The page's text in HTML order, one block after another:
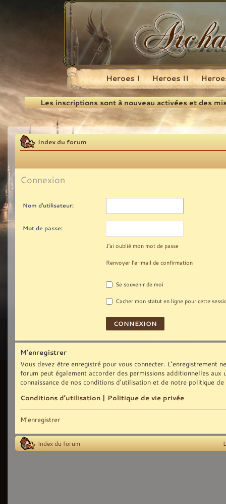
Recherche
Heroes I Heroes II
Les inscriptions sont à nouveau activées et des
Index du forum
Connexion
Nom d’utilisateur:
Mot de passe:
J’ai oublié mon mot de passe
Renvoyer l’e-mail de confirmation
Se souvenir de moi
Cacher mon statut en ligne pour cette
M’enregistrer
Vous devez être enregistré pour vous connecter. L’enregistrement
forum peut également accorder des permissions additionnelles
connaissance de nos conditions d’utilisation et de notre politique
Conditions d’utilisation | Politique de vie privée
M’enregistrer
Index du forum